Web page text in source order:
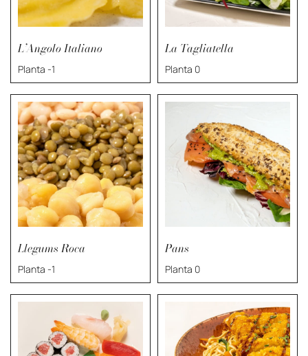
L’Angolo Italiano
Planta -1
La Tagliatella
Planta 0
Llegums Roca
Planta -1
Pans
Planta 0